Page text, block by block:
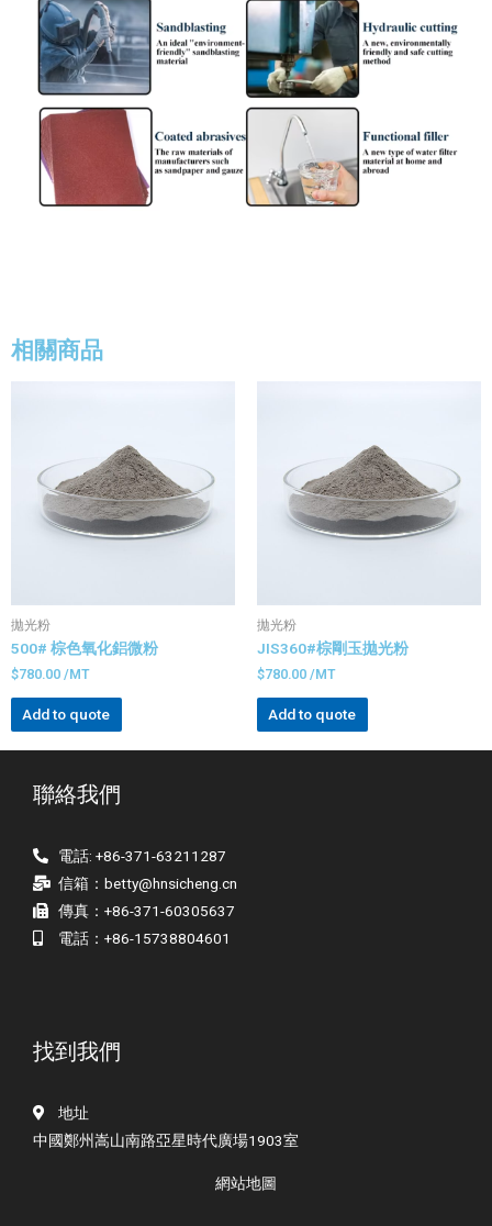
相關商品
拋光粉
500# 棕色氧化鋁微粉
$780.00 /MT
Add to quote
拋光粉
JIS360#棕剛玉拋光粉
$780.00 /MT
Add to quote
聯絡我們
電話: +86-371-63211287
信箱： betty@hnsicheng.cn
傳真：+86-371-60305637
電話：+86-15738804601
找到我們
地址
中國鄭州嵩山南路亞星時代廣場1903室
網站地圖